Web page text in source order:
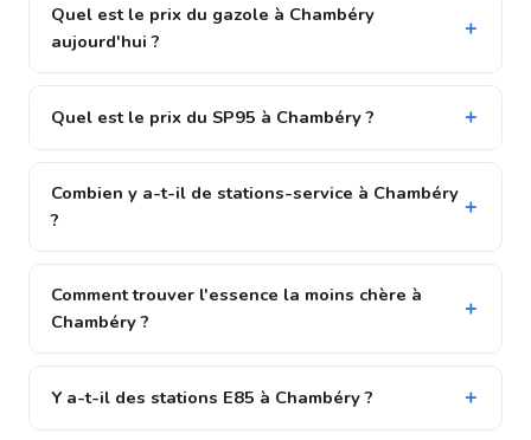
Quel est le prix du gazole à Chambéry
aujourd'hui ?
Quel est le prix du SP95 à Chambéry ?
Combien y a-t-il de stations-service à Chambéry
?
Comment trouver l'essence la moins chère à
Chambéry ?
Y a-t-il des stations E85 à Chambéry ?